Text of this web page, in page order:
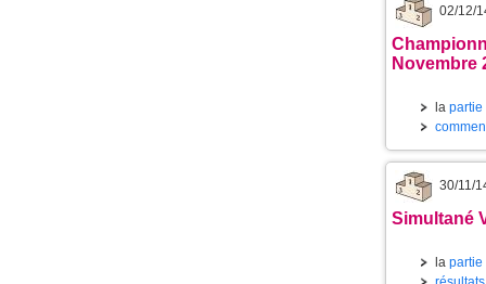
02/12/
Novembre
la partie
30/11/
Simultané
la partie